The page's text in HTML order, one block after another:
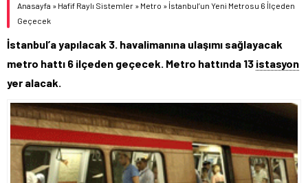
Anasayfa » Hafif Raylı Sistemler » Metro » İstanbul’un Yeni Metrosu 6 İlçeden
Geçecek
İstanbul’a yapılacak 3. havalimanına ulaşımı sağlayacak
metro hattı 6 ilçeden geçecek. Metro hattında 13 istasyon
yer alacak.